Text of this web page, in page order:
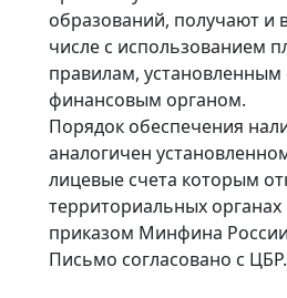
образований, получают и
числе с использованием
правилам,
финансовым органом.
Порядок обеспечения
аналогичен
лицевые счета которым
территориальных
приказом Минфина России
Письмо согласовано с ЦБР.